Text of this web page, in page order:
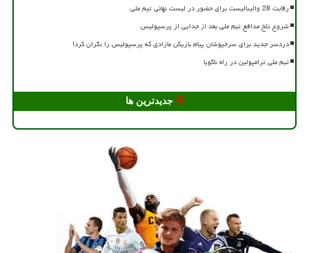
رقابت 28 والیبالیست برای حضور در لیست نهائی تیم ملی
شروع تلخ مدافع تیم ملی بعد از جدایی از پرسپولیس
دردسر جدید برای سرخپوشان پیام بازیکن مازادی که پرسپولیس را نگران کرد!
تیم ملی ترامپولین در راه ناگویا
جدیدترین ها